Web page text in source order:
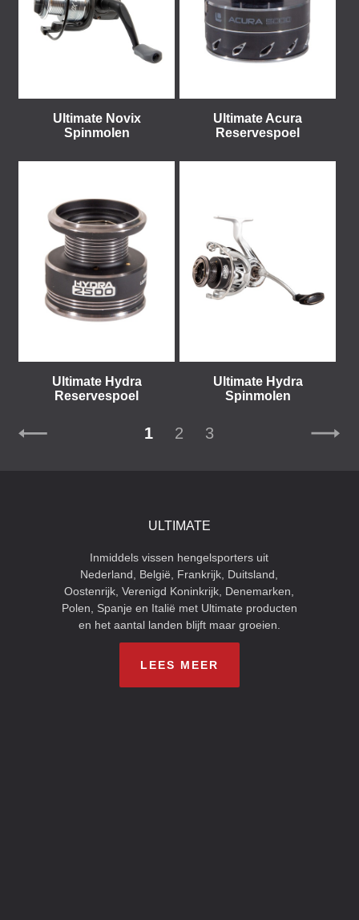
Ultimate Novix
Spinmolen
Ultimate Acura
Reservespoel
Ultimate Hydra
Reservespoel
Ultimate Hydra
Spinmolen
1 2 3
ULTIMATE
Inmiddels vissen hengelsporters uit
Nederland, België, Frankrijk, Duitsland,
Oostenrijk, Verenigd Koninkrijk, Denemarken,
Polen, Spanje en Italië met Ultimate producten
en het aantal landen blijft maar groeien.
LEES MEER